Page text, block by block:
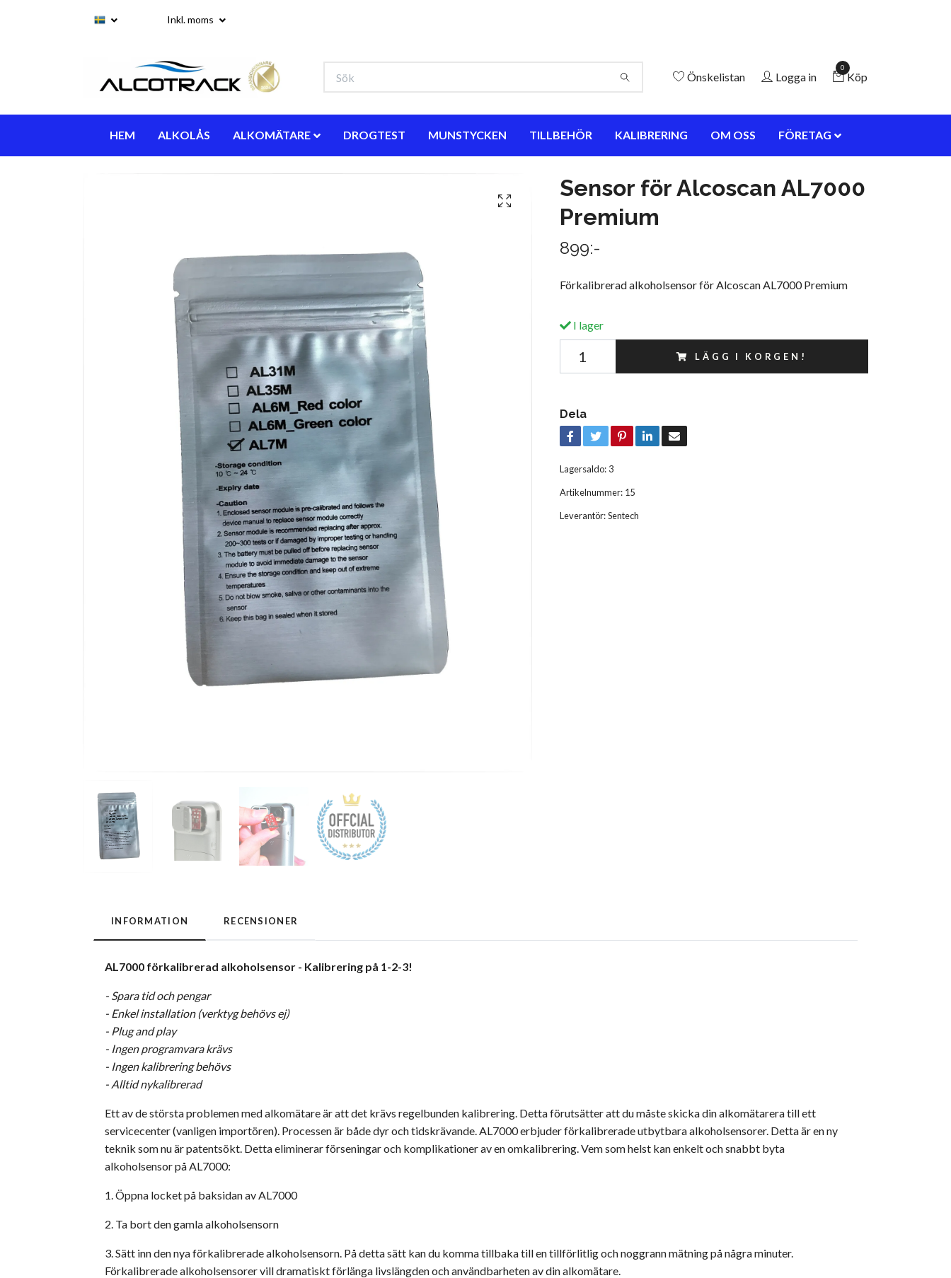
Inkl. moms
Önskelistan Logga in
0
Köp
HEM ALKOLÅS ALKOMÄTARE DROGTEST MUNSTYCKEN TILLBEHÖR KALIBRERING OM OSS FÖRETAG
Sensor för Alcoscan AL7000
Premium
899:-
Förkalibrerad alkoholsensor för Alcoscan AL7000 Premium
I lager
LÄGG I KORGEN!
Dela
Lagersaldo: 3
Artikelnummer: 15
Leverantör:Sentech
INFORMATION RECENSIONER
AL7000 förkalibrerad alkoholsensor - Kalibrering på 1-2-3!
- Spara tid och pengar
- Enkel installation (verktyg behövs ej)
- Plug and play
- Ingen programvara krävs
- Ingen kalibrering behövs
- Alltid nykalibrerad
Ett av de största problemen med alkomätare är att det krävs regelbunden kalibrering. Detta förutsätter att du måste skicka din alkomätarera till ett
servicecenter (vanligen importören). Processen är både dyr och tidskrävande. AL7000 erbjuder förkalibrerade utbytbara alkoholsensorer. Detta är en ny
teknik som nu är patentsökt. Detta eliminerar förseningar och komplikationer av en omkalibrering. Vem som helst kan enkelt och snabbt byta
alkoholsensor på AL7000:
1. Öppna locket på baksidan av AL7000
2. Ta bort den gamla alkoholsensorn
3. Sätt inn den nya förkalibrerade alkoholsensorn. På detta sätt kan du komma tillbaka till en tillförlitlig och noggrann mätning på några minuter.
Förkalibrerade alkoholsensorer vill dramatiskt förlänga livslängden och användbarheten av din alkomätare.